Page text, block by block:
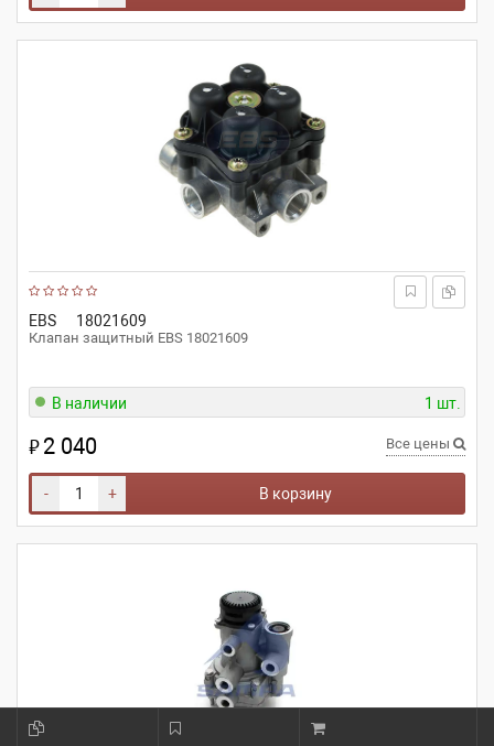
EBS 18021609
Клапан защитный EBS 18021609
В наличии 1 шт.
₽2 040 Все цены
- + В корзину